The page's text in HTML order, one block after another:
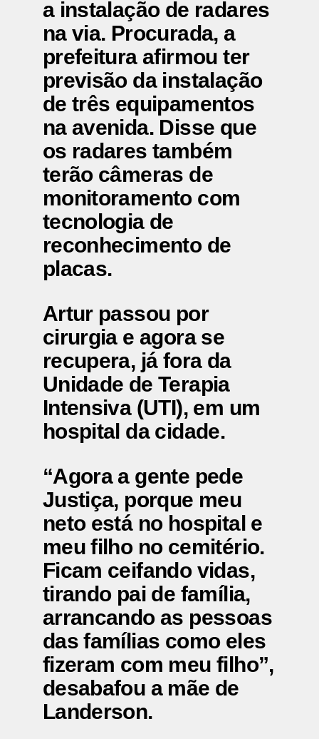
a instalação de radares
na via. Procurada, a
prefeitura afirmou ter
previsão da instalação
de três equipamentos
na avenida. Disse que
os radares também
terão câmeras de
monitoramento com
tecnologia de
reconhecimento de
placas.
Artur passou por
cirurgia e agora se
recupera, já fora da
Unidade de Terapia
Intensiva (UTI), em um
hospital da cidade.
“Agora a gente pede
Justiça, porque meu
neto está no hospital e
meu filho no cemitério.
Ficam ceifando vidas,
tirando pai de família,
arrancando as pessoas
das famílias como eles
fizeram com meu filho”,
desabafou a mãe de
Landerson.